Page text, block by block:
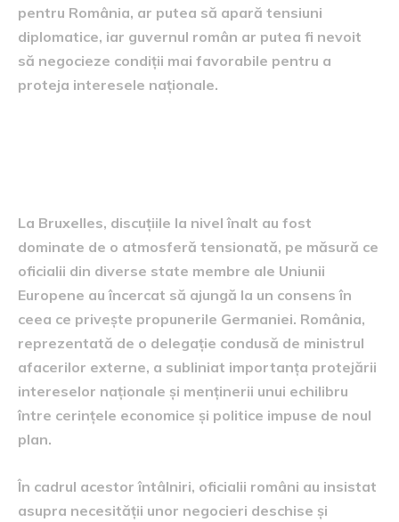
pentru România, ar putea să apară tensiuni
diplomatice, iar guvernul român ar putea fi nevoit
să negocieze condiții mai favorabile pentru a
proteja interesele naționale.
La Bruxelles, discuțiile la nivel înalt au fost
dominate de o atmosferă tensionată, pe măsură ce
oficialii din diverse state membre ale Uniunii
Europene au încercat să ajungă la un consens în
ceea ce privește propunerile Germaniei. România,
reprezentată de o delegație condusă de ministrul
afacerilor externe, a subliniat importanța protejării
intereselor naționale și menținerii unui echilibru
între cerințele economice și politice impuse de noul
plan.
În cadrul acestor întâlniri, oficialii români au insistat
asupra necesității unor negocieri deschise și